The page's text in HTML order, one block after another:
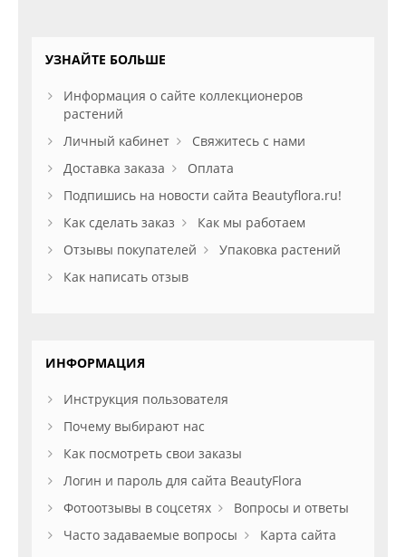
УЗНАЙТЕ БОЛЬШЕ
Информация о сайте коллекционеров
растений
Личный кабинет
Свяжитесь с нами
Доставка заказа
Оплата
Подпишись на новости сайта Beautyflora.ru!
Как сделать заказ
Как мы работаем
Отзывы покупателей
Упаковка растений
Как написать отзыв
ИНФОРМАЦИЯ
Инструкция пользователя
Почему выбирают нас
Как посмотреть свои заказы
Логин и пароль для сайта BeautyFlora
Фотоотзывы в соцсетях
Вопросы и ответы
Часто задаваемые вопросы
Карта сайта